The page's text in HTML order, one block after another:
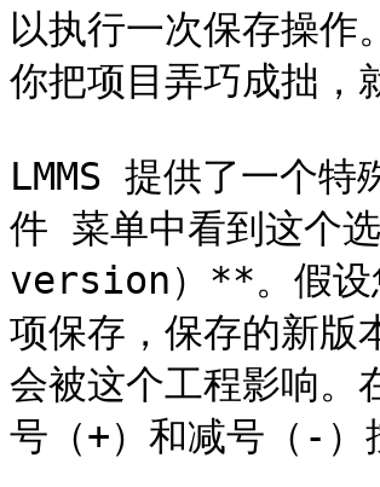
以执行一次保存操作
你把项目弄巧成拙，
LMMS 提供了一个
件 菜单中看到这个
version）**。假设
项保存，保存的新版
会被这个工程影响。
号（+）和减号（-）